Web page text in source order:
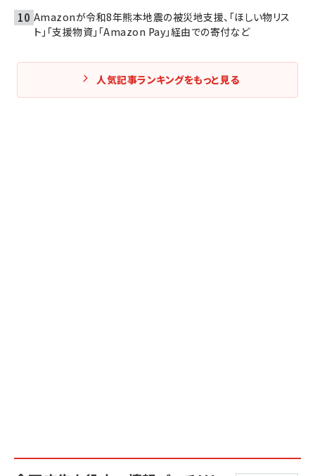
Amazonが令和8年熊本地震の被災地支援、「ほしい物リス
ト」「支援物資」「Amazon Pay」経由での寄付など
人気記事ランキングをもっと見る